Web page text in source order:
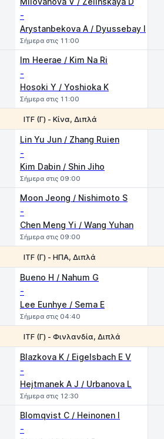
-
Arystanbekova A / Dyussebay I
Σήμερα στις 11:00
Im Heerae / Kim Na Ri
-
Hosoki Y / Yoshioka K
Σήμερα στις 11:00
ITF (Γ) - Κίνα, Διπλά
Lin Yu Jun / Zhang Ruien
-
Kim Dabin / Shin Jiho
Σήμερα στις 09:00
Moon Jeong / Nishimoto S
-
Chen Meng Yi / Wang Yuhan
Σήμερα στις 09:00
ITF (Γ) - ΗΠΑ, Διπλά
Bueno H / Nahum G
-
Lee Eunhye / Sema E
Σήμερα στις 04:40
ITF (Γ) - Φινλανδία, Διπλά
Blazkova K / Eigelsbach E V
-
Hejtmanek A J / Urbanova L
Σήμερα στις 12:30
Blomqvist C / Heinonen I
-